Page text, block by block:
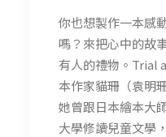
你也想製作一本感
嗎？來把心中的故
有人的禮物。Trial
本作家貓珊（袁明
她曾跟日本繪本大
大學修讀兒童文學